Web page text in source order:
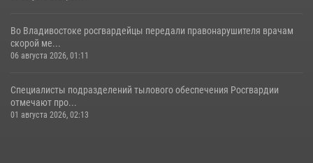
Во Владивостоке росгвардейцы передали правонарушителя врачам
скорой ме...
06 августа 2026, 01:11
Специалисты подразделений тылового обеспечения Росгвардии
отмечают про...
01 августа 2026, 02:13